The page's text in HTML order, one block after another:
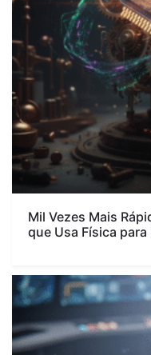
Mil Vezes Mais
que Usa Física